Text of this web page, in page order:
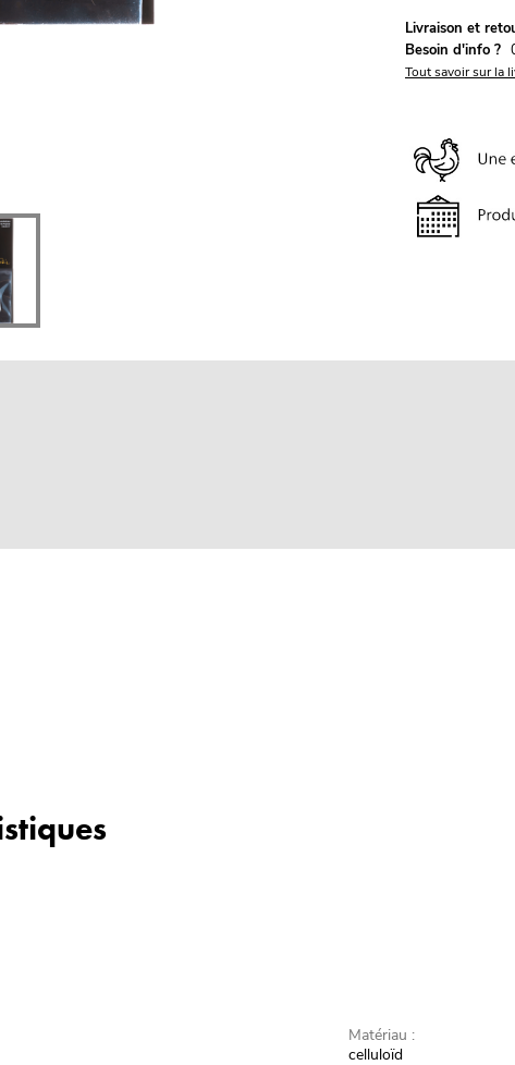
Livraison et
Besoin d'info ?
Tout savoir sur la
Matériau :
celluloïd